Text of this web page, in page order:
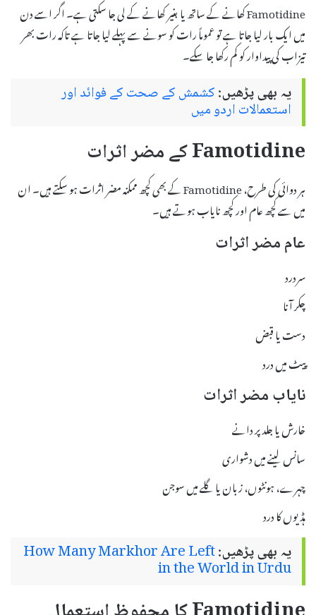
Famotidine کھانے کے ساتھ یا بغیر کھانے کے لی جا سکتی ہے۔ اگر اسے دن
میں ایک بار لیا جاتا ہے تو عموماً رات کو سونے سے پہلے لیا جاتا ہے تاکہ رات بھر
تیزاب کی پیداوار کو کم رکھا جا سکے۔
یہ بھی پڑھیں:کشمش کے صحت کے فوائد اور
استعمالات اردو میں
Famotidine کے مضر اثرات
ہر دوائی کی طرح، Famotidine کے بھی کچھ ممکنہ مضر اثرات ہو سکتے ہیں۔ ان
میں سے کچھ عام اور کچھ نایاب ہوتے ہیں۔
عام مضر اثرات
سردرد
چکر آنا
دست یا قبض
پیٹ میں درد
نایاب مضر اثرات
خارش یا جلد پر دانے
سانس لینے میں دشواری
چہرے، ہونٹوں، زبان یا گلے میں سوجن
ہڈیوں کا درد
یہ بھی پڑھیں:How Many Markhor Are Left
in the World in Urdu